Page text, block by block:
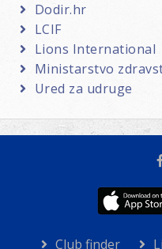
Dodir.hr
LCIF
Lions International
Ministarstvo
Ured za udruge
Club finder